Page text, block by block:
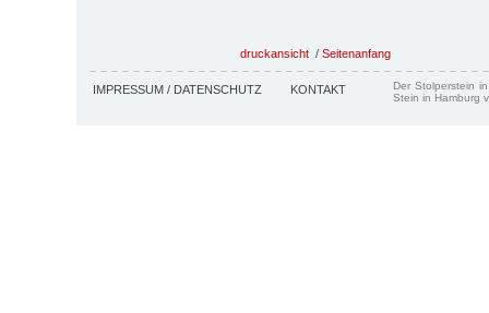
druckansicht / Seitenanfang
IMPRESSUM / DATENSCHUTZ KONTAKT
Der Stolperstein
Stein in Hamburg